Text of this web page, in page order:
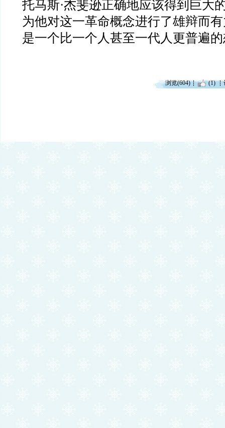
托马斯·杰斐逊正确地应该得到巨大
为他对这一革命概念进行了雄辩而
是一个比一个人甚至一代人更普遍
浏览(604) (1)